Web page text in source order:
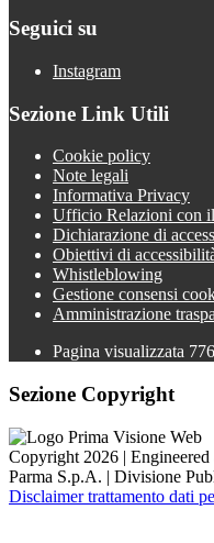
Seguici su
Instagram
Sezione Link Utili
Cookie policy
Note legali
Informativa Privacy
Ufficio Relazioni con
Dichiarazione di
Obiettivi di
Whistleblowing
Gestione consensi
Amministrazione
Pagina visualizzata
Sezione Copyright
Copyright 2026 |
Parma S.p.A. | Divisione
Disclaimer trattamento dati